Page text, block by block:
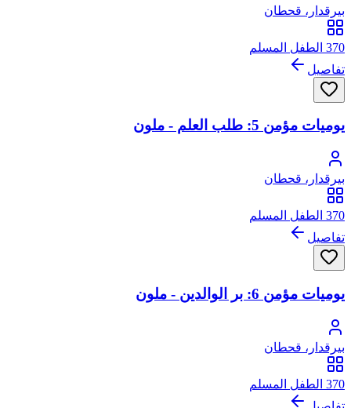
بيرقدار، قحطان
370 الطفل المسلم
تفاصيل
يوميات مؤمن 5: طلب العلم - ملون
بيرقدار، قحطان
370 الطفل المسلم
تفاصيل
يوميات مؤمن 6: بر الوالدين - ملون
بيرقدار، قحطان
370 الطفل المسلم